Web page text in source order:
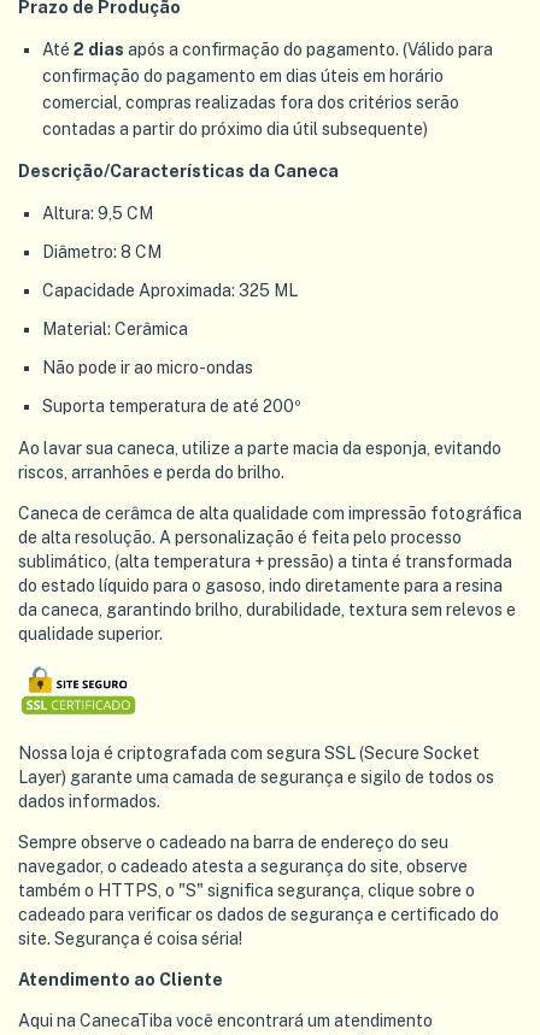
Prazo de Produção
Até 2 dias após a confirmação do pagamento. (Válido para
confirmação do pagamento em dias úteis em horário
comercial, compras realizadas fora dos critérios serão
contadas a partir do próximo dia útil subsequente)
Descrição/Características da Caneca
Altura: 9,5 CM
Diâmetro: 8 CM
Capacidade Aproximada: 325 ML
Material: Cerâmica
Não pode ir ao micro-ondas
Suporta temperatura de até 200º
Ao lavar sua caneca, utilize a parte macia da esponja, evitando
riscos, arranhões e perda do brilho.
Caneca de cerâmca de alta qualidade com impressão fotográfica
de alta resolução. A personalização é feita pelo processo
sublimático, (alta temperatura + pressão) a tinta é transformada
do estado líquido para o gasoso, indo diretamente para a resina
da caneca, garantindo brilho, durabilidade, textura sem relevos e
qualidade superior.
Nossa loja é criptografada com segura SSL (Secure Socket
Layer) garante uma camada de segurança e sigilo de todos os
dados informados.
Sempre observe o cadeado na barra de endereço do seu
navegador, o cadeado atesta a segurança do site, observe
também o HTTPS, o "S" significa segurança, clique sobre o
cadeado para verificar os dados de segurança e certificado do
site. Segurança é coisa séria!
Atendimento ao Cliente
Aqui na CanecaTiba você encontrará um atendimento